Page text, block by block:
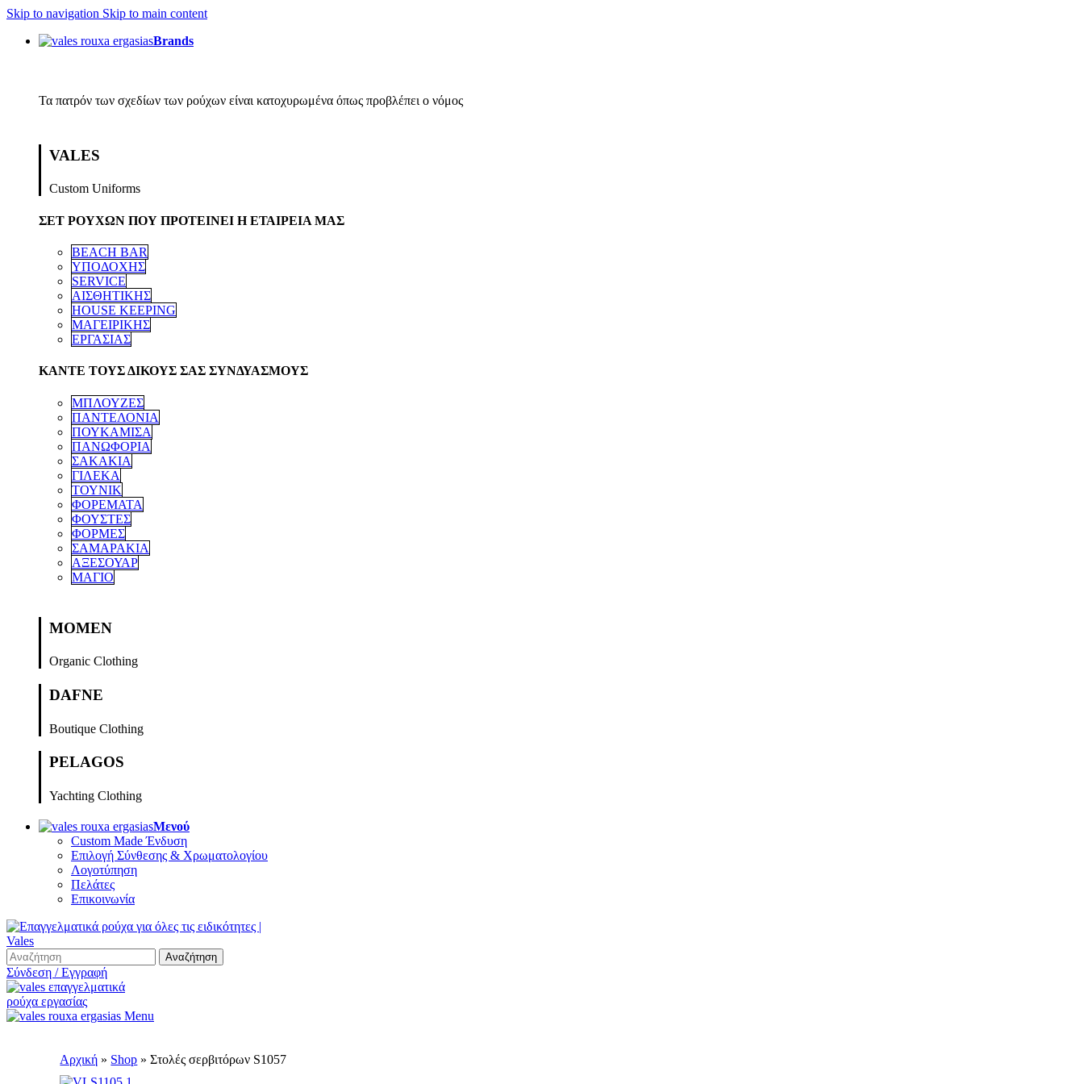
Skip to navigation Skip to main content
Brands
Τα πατρόν των σχεδίων των ρούχων είναι κατοχυρωμένα όπως προβλέπει ο νόμος
VALES
Custom Uniforms
ΣΕΤ ΡΟΥΧΩΝ ΠΟΥ ΠΡΟΤΕΙΝΕΙ Η ΕΤΑΙΡΕΙΑ ΜΑΣ
BEACH BAR
ΥΠΟΔΟΧΗΣ
SERVICE
ΑΙΣΘΗΤΙΚΗΣ
HOUSE KEEPING
ΜΑΓΕΙΡΙΚΗΣ
ΕΡΓΑΣΙΑΣ
ΚΑΝΤΕ ΤΟΥΣ ΔΙΚΟΥΣ ΣΑΣ ΣΥΝΔΥΑΣΜΟΥΣ
ΜΠΛΟΥΖΕΣ
ΠΑΝΤΕΛΟΝΙΑ
ΠΟΥΚΑΜΙΣΑ
ΠΑΝΩΦΟΡΙΑ
ΣΑΚΑΚΙΑ
ΓΙΛΕΚΑ
ΤΟΥΝΙΚ
ΦΟΡΕΜΑΤΑ
ΦΟΥΣΤΕΣ
ΦΟΡΜΕΣ
ΣΑΜΑΡΑΚΙΑ
ΑΞΕΣΟΥΑΡ
ΜΑΓΙΟ
MOMEN
Organic Clothing
DAFNE
Boutique Clothing
PELAGOS
Yachting Clothing
Μενού
Custom Made Ένδυση
Επιλογή Σύνθεσης & Χρωματολογίου
Λογοτύπηση
Πελάτες
Επικοινωνία
Αναζήτηση
Σύνδεση / Εγγραφή
Menu
Αρχική » Shop »Στολές σερβιτόρων S1057